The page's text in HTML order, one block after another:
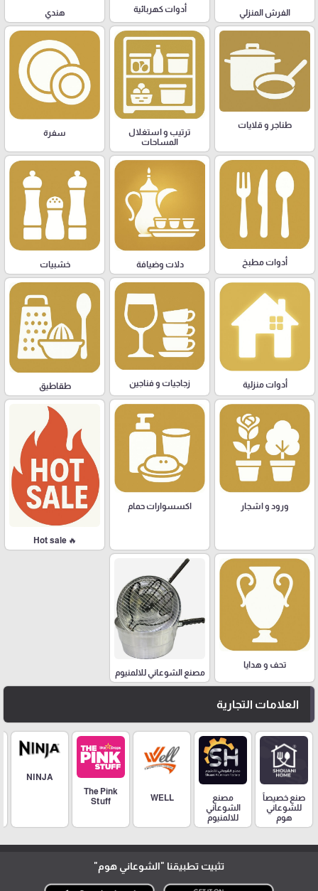
الفرش المنزلي أدوات كهربائية هندي
طناجر و قلايات
ترتيب و استغلال
المساحات
سفرة
أدوات مطبخ دلات وضيافة خشبيات
أدوات منزلية زجاجيات و فناجين طقاطيق
ورود و اشجار اكسسوارات حمام
🔥 Hot sale
تحف و هدايا
مصنع الشوعاني للالمنيوم
العلامات التجارية
صنع خصيصاً
للشوعاني
هوم
مصنع
الشوعاني
للالمنيوم
WELL
The Pink
Stuff
NINJA
تثبيت تطبيقنا "الشوعاني هوم"